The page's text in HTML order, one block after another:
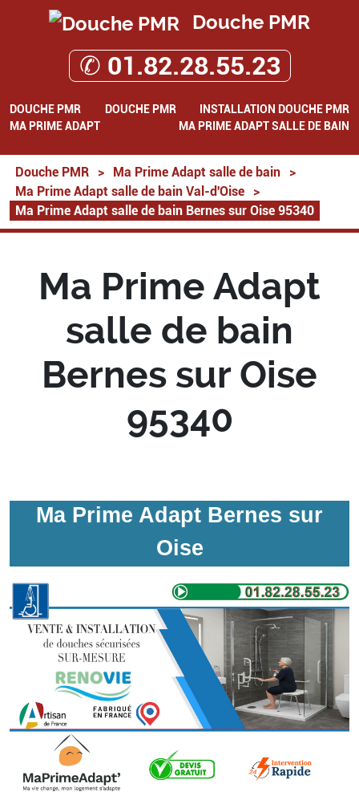
Douche PMR
✆ 01.82.28.55.23
DOUCHE PMR DOUCHE PMR
INSTALLATION DOUCHE PMR
MA PRIME ADAPT
MA PRIME ADAPT SALLE DE BAIN
Douche PMR > Ma Prime Adapt salle de bain
>
Ma Prime Adapt salle de bain Val-d'Oise
>
Ma Prime Adapt salle de bain Bernes sur Oise 95340
Ma Prime Adapt
salle de bain
Bernes sur Oise
95340
Ma Prime Adapt Bernes sur
Oise